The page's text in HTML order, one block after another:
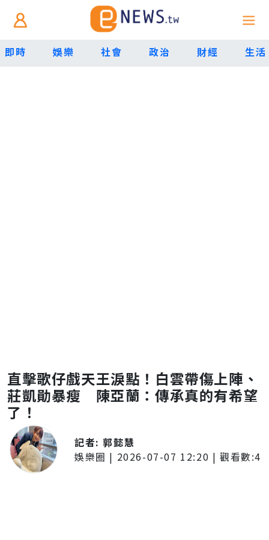
即時 娛樂 社會 政治 財經 生活
直擊歌仔戲天王淚點！白雲帶傷上陣、
莊凱勛暴瘦 陳亞蘭：傳承真的有希望
了！
記者:郭懿慧
娛樂圈 | 2026-07-07 12:20 | 觀看數:4